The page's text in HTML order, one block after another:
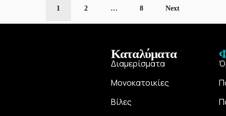
1 2 … 8 Next
Καταλύματα
Διαμερίσματα
Μονοκατοικίες
Βίλες